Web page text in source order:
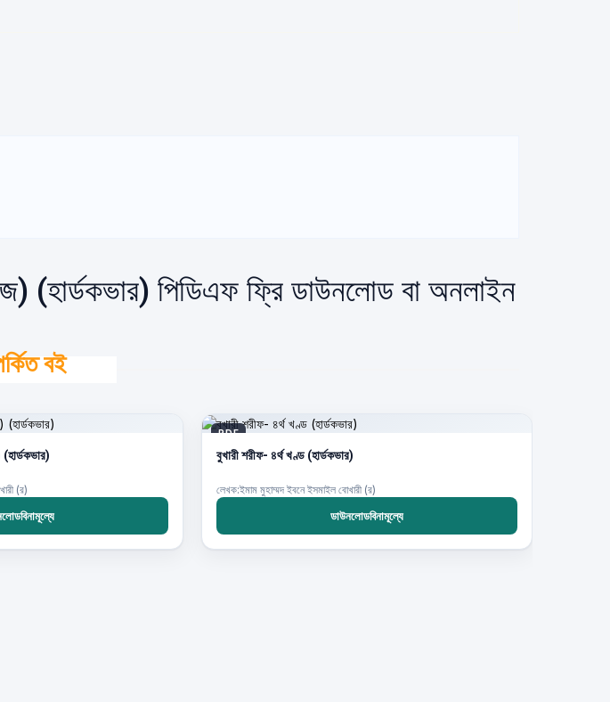
(হার্ডকভার) পিডিএফ ফ্রি ডাউনলোড বা অনলাইন
বই
(র)
PDF
বুখারী শরীফ- ৪র্থ খণ্ড (হার্ডকভার)
লেখক:ইমাম মুহাম্মদ ইবনে ইসমাইল বোখারী (র)
ডাউনলোডবিনামূল্যে